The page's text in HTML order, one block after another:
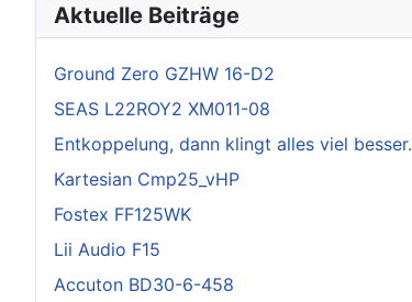
Aktuelle Beiträge
Ground Zero GZHW 16-D2
SEAS L22ROY2 XM011-08
Entkoppelung, dann klingt alles viel besser.
Kartesian Cmp25_vHP
Fostex FF125WK
Lii Audio F15
Accuton BD30-6-458